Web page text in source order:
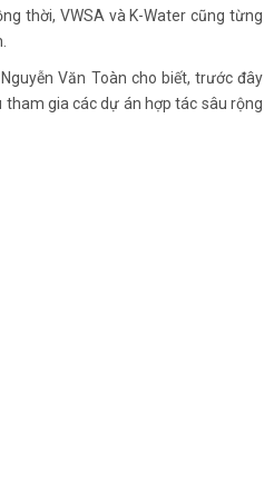
thời, VWSA và K-Water cũng từng
Văn Toàn cho biết, trước đây
tham gia các dự án hợp tác sâu rộng